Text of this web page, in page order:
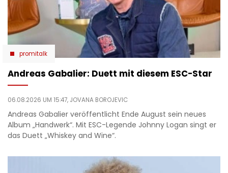
promitalk
Andreas Gabalier: Duett mit diesem ESC-Star
06.08.2026 UM 15:47, JOVANA BOROJEVIC
Andreas Gabalier veröffentlicht Ende August sein neues
Album „Handwerk“. Mit ESC-Legende Johnny Logan singt er
das Duett „Whiskey and Wine“.